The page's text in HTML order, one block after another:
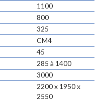
1100
800
325
CM4
45
285 à 1400
3000
2200 x 1950 x
2550